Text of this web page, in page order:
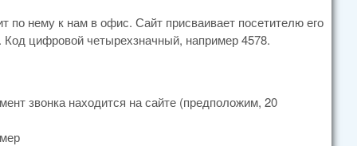
по нему к нам в офис. Сайт присваивает посетителю его
Код цифровой четырехзначный, например 4578.
звонка находится на сайте (предположим, 20